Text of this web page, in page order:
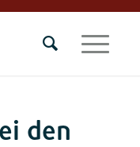
den